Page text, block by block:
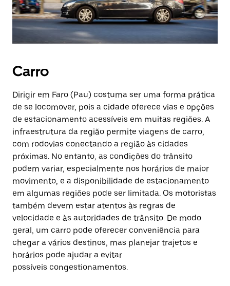
Carro
Dirigir em Faro (Pau) costuma ser uma forma prática
de se locomover, pois a cidade oferece vias e opções
de estacionamento acessíveis em muitas regiões. A
infraestrutura da região permite viagens de carro,
com rodovias conectando a região às cidades
próximas. No entanto, as condições do trânsito
podem variar, especialmente nos horários de maior
movimento, e a disponibilidade de estacionamento
em algumas regiões pode ser limitada. Os motoristas
também devem estar atentos às regras de
velocidade e às autoridades de trânsito. De modo
geral, um carro pode oferecer conveniência para
chegar a vários destinos, mas planejar trajetos e
horários pode ajudar a evitar
possíveis congestionamentos.